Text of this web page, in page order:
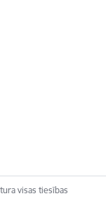
visas tiesības